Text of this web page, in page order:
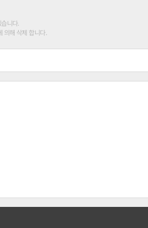
니다.
의해 삭제 합니다.